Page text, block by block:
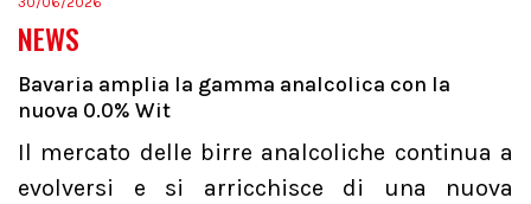
NEWS
Bavaria amplia la gamma analcolica con la
nuova 0.0% Wit
Il mercato delle birre analcoliche continua a
evolversi e si arricchisce di una nuova